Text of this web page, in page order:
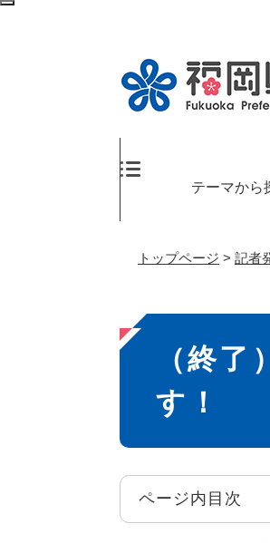
ペ
メ
テーマから
トップページ > 記者
本
文
（終
す！
ページ内目次